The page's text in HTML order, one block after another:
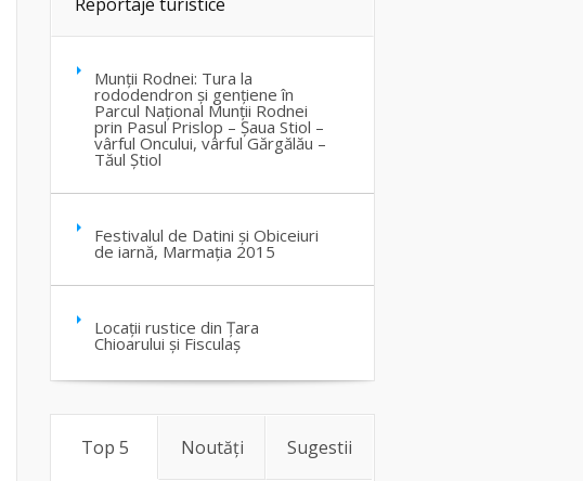
Munții Rodnei: Tura la
rododendron și gențiene în
Parcul Național Munții Rodnei
prin Pasul Prislop – Șaua Stiol –
vârful Oncului, vârful Gărgălău –
Tăul Știol
Festivalul de Datini și Obiceiuri
de iarnă, Marmația 2015
Locații rustice din Țara
Chioarului și Fisculaș
Top 5 Noutăți Sugestii